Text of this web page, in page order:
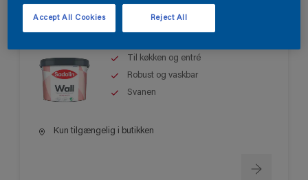
Sadolin Wall Semi Matt
Til køkken og entré
Robust og vaskbar
Svanen
Kun tilgængelig i butikken
Reject All
Accept All Cookies